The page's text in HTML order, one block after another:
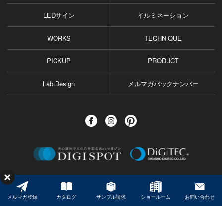
メルマガ登録 カタログ サンプル請求 ショールーム お問い合わせ
LEDサイン イルミネーション
WORKS TECHNIQUE
PICKUP PRODUCT
Lab.Design メルマガバックナンバー
©️ TAKASHO DIGITEC CO.,LTD. All Rights Reserved.